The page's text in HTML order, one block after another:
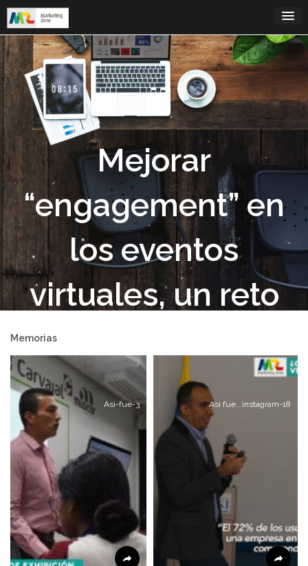
Saltar
contenido
Mejorar
“engagement” en
los eventos
virtuales, un reto
para el marketing de
generación de
demanda en 2021
Memorias
Asi-fue-3 Asi fue...instagram-18